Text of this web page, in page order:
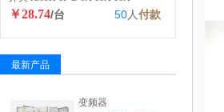
￥28.74/台 50人付款
最新产品
变频器